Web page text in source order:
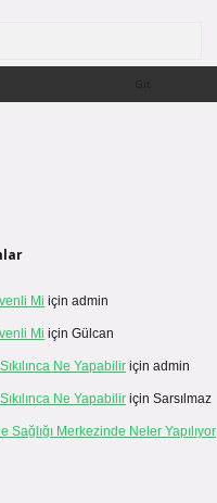
Mi için admin
Mi için Gülcan
Ne Yapabilir için admin
Ne Yapabilir için Sarsılmaz
Sağlığı Merkezinde Neler Yapılıyor